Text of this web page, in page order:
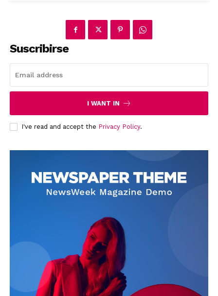
News Week
Magazine PRO
Suscribirse
I WANT IN
I've read and accept the Privacy Policy.